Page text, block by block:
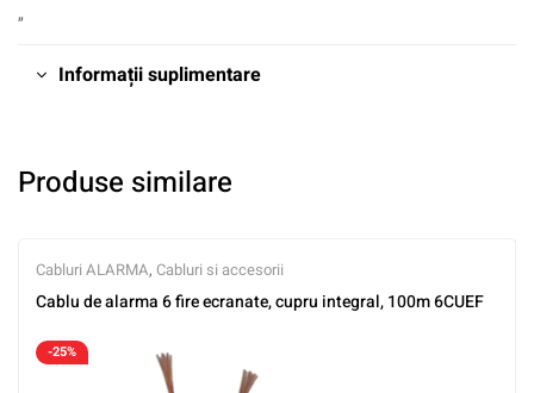
„
Informații suplimentare
Produse similare
Cabluri ALARMA, Cabluri si accesorii
Cablu de alarma 6 fire ecranate, cupru integral, 100m 6CUEF
-25%